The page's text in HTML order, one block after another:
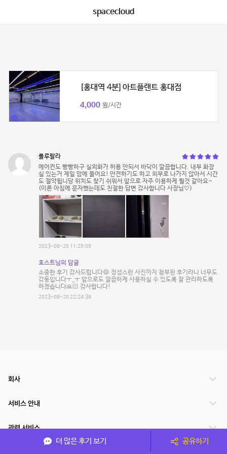
spacecloud
[홍대역 4분] 아트플랜트 홍대점
4,000 원/시간
룰루랄라
에어컨도 빵빵하구 실외화가 허용 안되서 바닥이 깔끔합니다. 내부 화장
실 있는거 제일 맘에 들어요! 안전하기도 하고 외부로 나가지 않아서 시간
도 절약됩니당 위치도 찾기 쉬워서 앞으로 자주 이용하게 될것 같아요~
(이른 아침에 문자했는데도 친절한 답변 감사합니다 사장님♡)
2023-08-20 11:25:05
호스트님의 답글
소중한 후기 감사드립니다😄 정성스런 사진까지 첨부된 후기라니 너무도
감동입니다ㅜ_ㅜ 앞으로도 깔끔하게 사용하실 수 있도록 잘 관리하도록
하겠습니다🙏🏻 감사합니다!
2023-08-20 22:24:38
더 많은 후기 보기 공유하기
회사
서비스 안내
관련 서비스